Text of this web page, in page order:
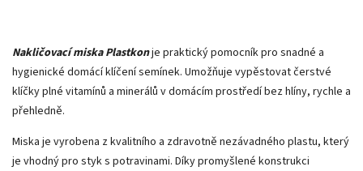
Nakličovací miska Plastkonje praktický pomocník pro snadné a
hygienické domácí klíčení semínek. Umožňuje vypěstovat čerstvé
klíčky plné vitamínů a minerálů v domácím prostředí bez hlíny, rychle a
přehledně.
Miska je vyrobena z kvalitního a zdravotně nezávadného plastu, který
je vhodný pro styk s potravinami. Díky promyšlené konstrukci